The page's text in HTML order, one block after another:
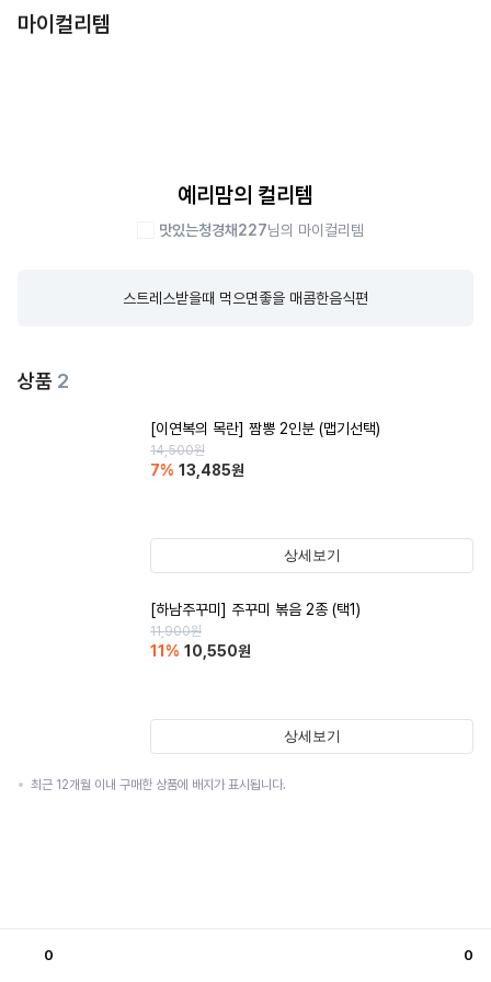
마이컬리템
예리맘의 컬리템
맛있는청경채227님의 마이컬리템
스트레스받을때 먹으면좋을 매콤한음식편
상품 2
[이연복의 목란] 짬뽕 2인분 (맵기선택)
14,500원
7% 13,485원
상세보기
[하남주꾸미] 주꾸미 볶음 2종 (택1)
11,900원
11 % 10,550원
상세보기
최근 12개월 이내 구매한 상품에 배지가 표시됩니다.
0 0